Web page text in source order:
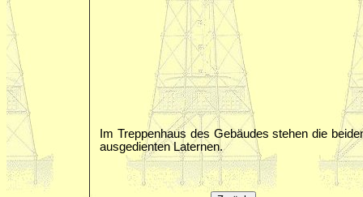
Im Treppenhaus des Gebäudes stehen die
ausgedienten Laternen.